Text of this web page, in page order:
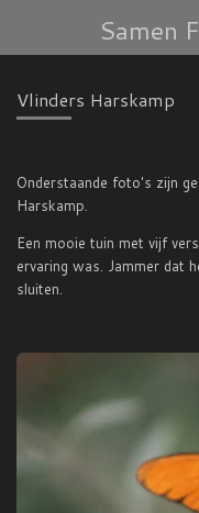
de
hoofdinhoud
Samen
Vlinders Harskamp
Onderstaande foto's zijn
Harskamp.
Een mooie tuin met vijf
ervaring was. Jammer dat
sluiten.